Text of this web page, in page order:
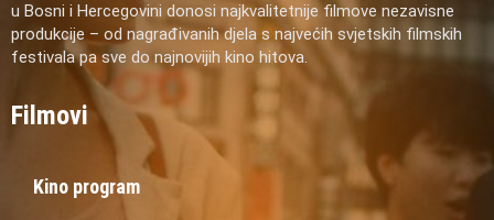
u Bosni i Hercegovini donosi najkvalitetnije filmove nezavisne
produkcije – od nagrađivanih djela s najvećih svjetskih filmskih
festivala pa sve do najnovijih kino hitova.
Filmovi
Kino program